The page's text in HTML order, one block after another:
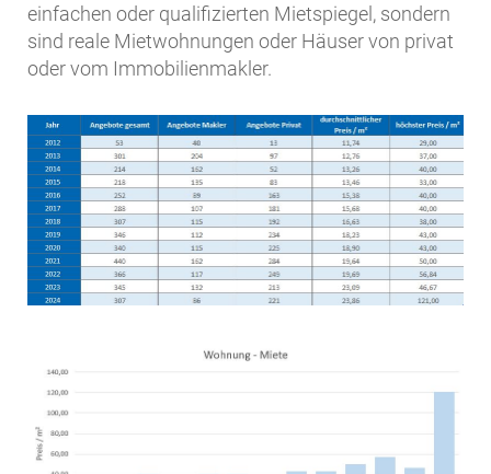
einfachen oder qualifizierten Mietspiegel, sondern
sind reale Mietwohnungen oder Häuser von privat
oder vom Immobilienmakler.